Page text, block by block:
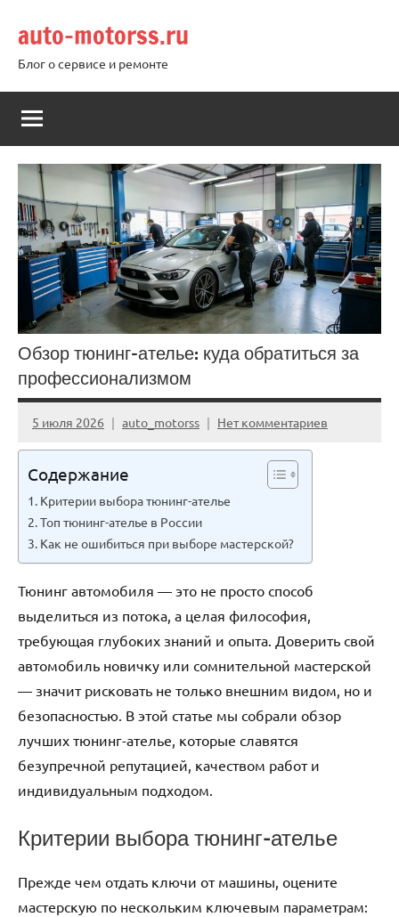
содержимому
auto-motorss.ru
Блог о сервисе и ремонте
Обзор тюнинг-ателье: куда обратиться за
профессионализмом
5 июля 2026 auto_motorss Нет комментариев
Содержание
Критерии выбора тюнинг-ателье
Топ тюнинг-ателье в России
Как не ошибиться при выборе мастерской?
Тюнинг автомобиля — это не просто способ
выделиться из потока, а целая философия,
требующая глубоких знаний и опыта. Доверить свой
автомобиль новичку или сомнительной мастерской
— значит рисковать не только внешним видом, но и
безопасностью. В этой статье мы собрали обзор
лучших тюнинг-ателье, которые славятся
безупречной репутацией, качеством работ и
индивидуальным подходом.
Критерии выбора тюнинг-ателье
Прежде чем отдать ключи от машины, оцените
мастерскую по нескольким ключевым параметрам: